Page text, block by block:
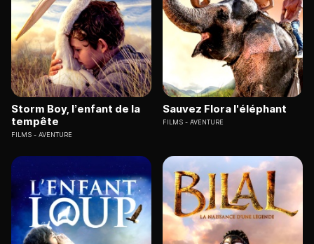
Storm Boy, l’enfant de la
tempête
FILMS AVENTURE
Sauvez Flora l'éléphant
FILMS AVENTURE